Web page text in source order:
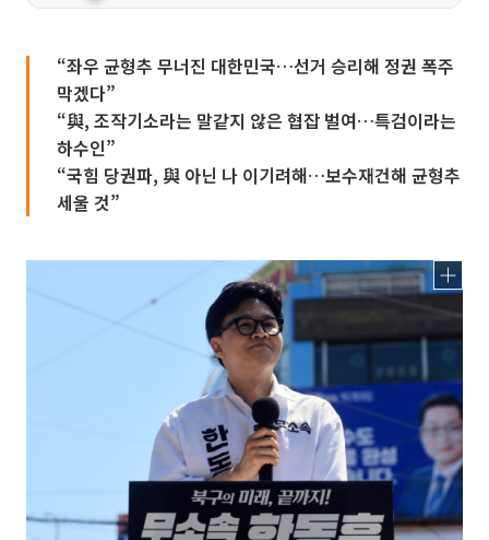
“좌우 균형추 무너진 대한민국…선거 승리해 정권 폭주
막겠다”
“與, 조작기소라는 말같지 않은 협잡 벌여…특검이라는
하수인”
“국힘 당권파, 與 아닌 나 이기려해…보수재건해 균형추
세울 것”